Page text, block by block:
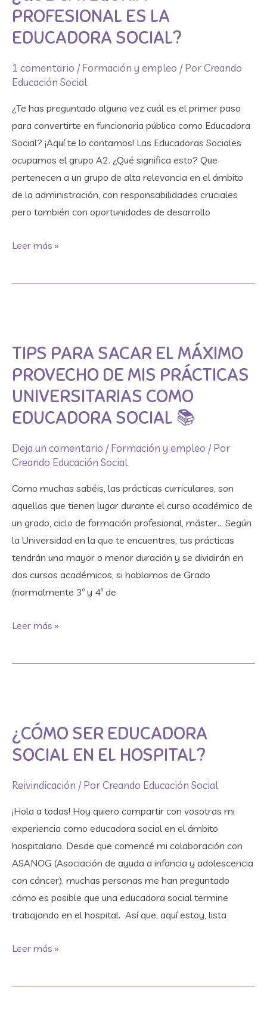
PROFESIONAL ES LA
EDUCADORA SOCIAL?
1 comentario /Formación y empleo / PorCreando
Educación Social
¿Te has preguntado alguna vez cuál es el primer paso
para convertirte en funcionaria pública como Educadora
Social? ¡Aquí te lo contamos! Las Educadoras Sociales
ocupamos el grupo A2. ¿Qué significa esto? Que
pertenecen a un grupo de alta relevancia en el ámbito
de la administración, con responsabilidades cruciales
pero también con oportunidades de desarrollo
es
educadora
social?
Leer más »
TIPS PARA SACAR EL MÁXIMO
PROVECHO DE MIS PRÁCTICAS
UNIVERSITARIAS COMO
EDUCADORA SOCIAL 📚​
Deja un comentario /Formación y empleo / Por
Creando Educación Social
Como muchas sabéis, las prácticas curriculares, son
aquellas que tienen lugar durante el curso académico de
un grado, ciclo de formación profesional, máster… Según
la Universidad en la que te encuentres, tus prácticas
tendrán una mayor o menor duración y se dividirán en
dos cursos académicos, si hablamos de Grado
(normalmente 3º y 4º de
sacar
el
provecho
de
prácticas
como
Educadora
Social
📚​
Leer más »
¿CÓMO SER EDUCADORA
SOCIAL EN EL HOSPITAL?
Reivindicación / PorCreando Educación Social
¡Hola a todas! Hoy quiero compartir con vosotras mi
experiencia como educadora social en el ámbito
hospitalario. Desde que comencé mi colaboración con
ASANOG (Asociación de ayuda a infancia y adolescencia
con cáncer), muchas personas me han preguntado
cómo es posible que una educadora social termine
trabajando en el hospital. Así que, aquí estoy, lista
Educadora
Social
el
Leer más »